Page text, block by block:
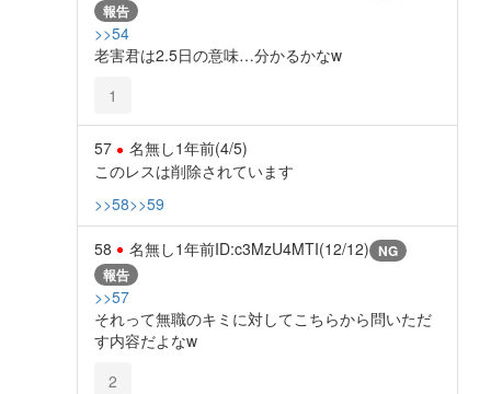
報告
>>54
老害君は2.5日の意味…分かるかなw
1
57 名無し1年前(4/5)
このレスは削除されています
>>58>>59
58 名無し1年前ID:c3MzU4MTI(12/12) NG
報告
>>57
それって無職のキミに対してこちらから問いただ
す内容だよなw
2